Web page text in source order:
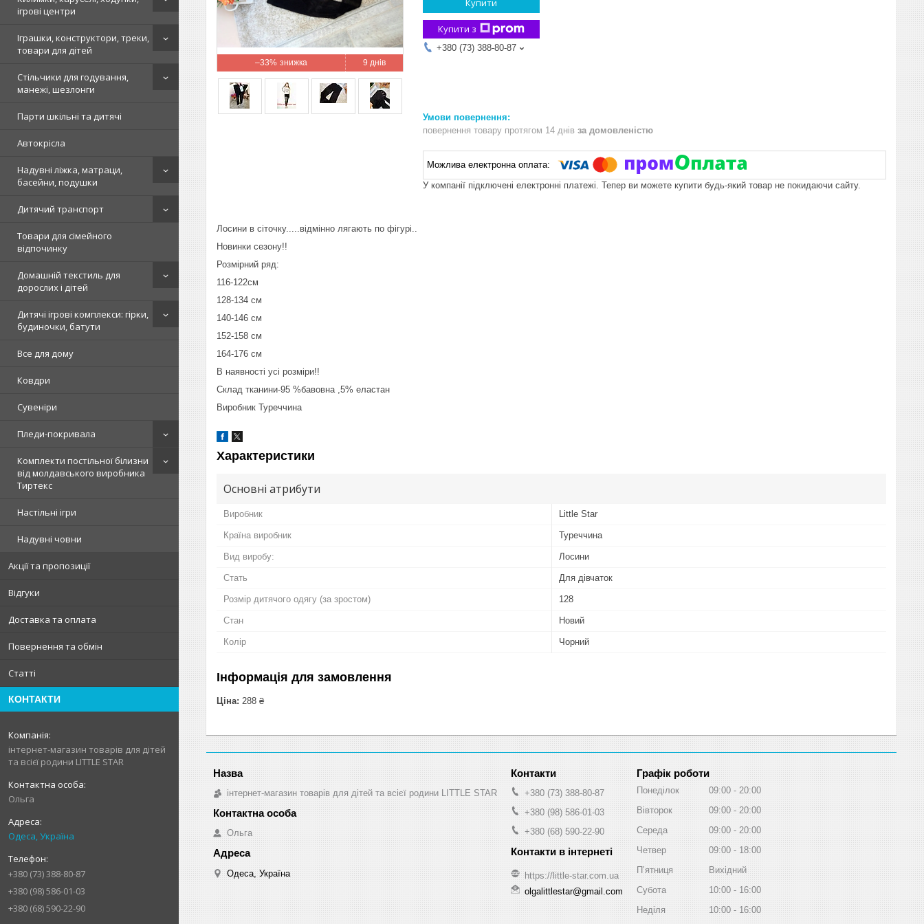
ігрові центри
Іграшки, конструктори, треки,
товари для дітей
Стільчики для годування,
манежі, шезлонги
Парти шкільні та дитячі
Автокрісла
Надувні ліжка, матраци,
басейни, подушки
Дитячий транспорт
Товари для сімейного
відпочинку
Домашній текстиль для
дорослих і дітей
Дитячі ігрові комплекси: гірки,
будиночки, батути
Все для дому
Ковдри
Сувеніри
Пледи-покривала
Комплекти постільної білизни
від молдавського виробника
Тиртекс
Настільні ігри
Надувні човни
Акції та пропозиції
Відгуки
Доставка та оплата
Повернення та обмін
Статті
КОНТАКТИ
інтернет-магазин товарів для дітей
та всієї родини LITTLE STAR
Ольга
Одеса, Україна
+380 (73) 388-80-87
+380 (98) 586-01-03
+380 (68) 590-22-90
–33% 9 днів
Купити
Купити з
+380 (73) 388-80-87
повернення товару протягом 14 днів за домовленістю
У компанії підключені електронні платежі. Тепер ви можете купити будь-який товар не покидаючи сайту.
Лосини в сіточку.....відмінно лягають по фігурі..
Новинки сезону!!
Розмірний ряд:
116-122см
128-134 см
140-146 см
152-158 см
164-176 см
В наявності усі розміри!!
Склад тканини-95 %бавовна ,5% еластан
Виробник Туреччина
Характеристики
Основні атрибути
Виробник Little Star
Країна виробник Туреччина
Вид виробу: Лосини
Стать Для дівчаток
Розмір дитячого одягу (за зростом) 128
Стан Новий
Колір Чорний
Інформація для замовлення
Ціна: 288 ₴
інтернет-магазин товарів для дітей та всієї родини LITTLE STAR
Ольга
Одеса, Україна
+380 (73) 388-80-87
+380 (98) 586-01-03
+380 (68) 590-22-90
https://little-star.com.ua
olgalittlestar@gmail.com
Графік роботи
Понеділок 09:00
20:00
Вівторок
09:00
20:00
Середа
09:00
20:00
Четвер
09:00
18:00
Пʼятниця
Вихідний
Субота
10:00
16:00
Неділя
10:00 16:00